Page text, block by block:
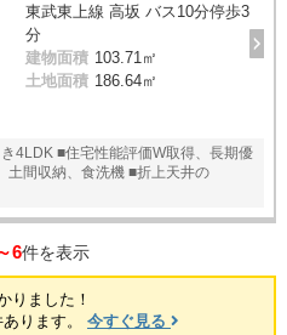
東武東上線 高坂 バス10分停歩3
分
建物面積 103.71㎡
土地面積 186.64㎡
4LDK ■住宅性能評価W取得、長期優
土間収納、食洗機 ■折上天井の
6件を表示
りました！
あります。 今すぐ見る